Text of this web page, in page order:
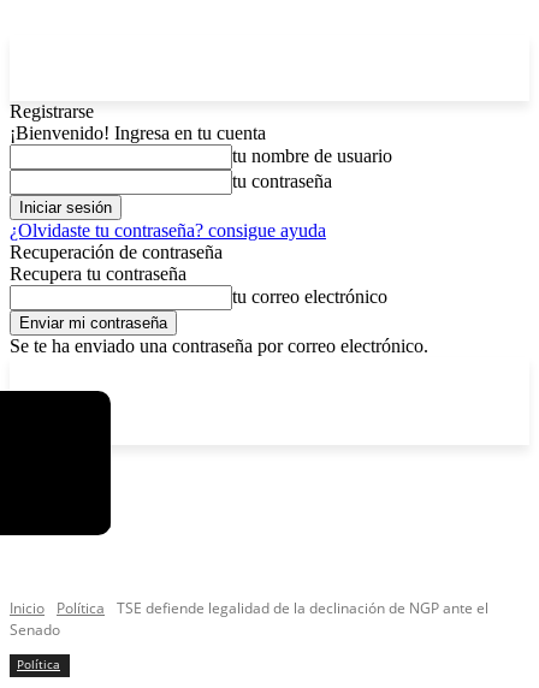
Registrarse
¡Bienvenido! Ingresa en tu cuenta
tu nombre de usuario
tu contraseña
¿Olvidaste tu contraseña? consigue ayuda
Recuperación de contraseña
Recupera tu contraseña
tu correo electrónico
Se te ha enviado una contraseña por correo electrónico.
Inicio Política
TSE defiende legalidad de la declinación de NGP ante el
Senado
Política